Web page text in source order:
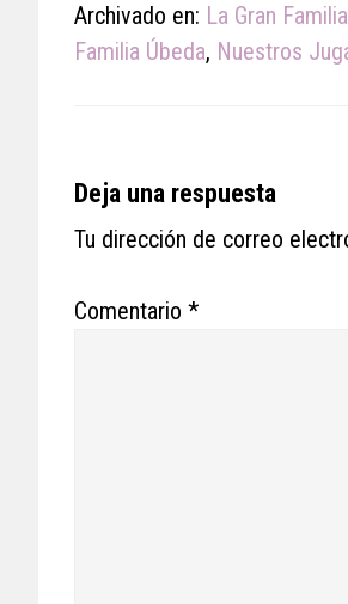
Archivado en: La Gran Familia
Familia Úbeda, Nuestros
Reader
Interactions
Deja una respuesta
Tu dirección de correo
Comentario *